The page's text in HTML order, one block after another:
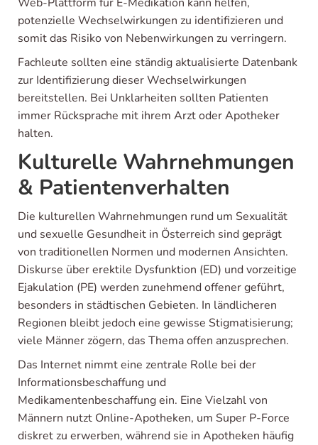
potenzielle Wechselwirkungen zu identifizieren und
somit das Risiko von Nebenwirkungen zu verringern.
Fachleute sollten eine ständig aktualisierte Datenbank
zur Identifizierung dieser Wechselwirkungen
bereitstellen. Bei Unklarheiten sollten Patienten
immer Rücksprache mit ihrem Arzt oder Apotheker
halten.
Kulturelle Wahrnehmungen
& Patientenverhalten
Die kulturellen Wahrnehmungen rund um Sexualität
und sexuelle Gesundheit in Österreich sind geprägt
von traditionellen Normen und modernen Ansichten.
Diskurse über erektile Dysfunktion (ED) und vorzeitige
Ejakulation (PE) werden zunehmend offener geführt,
besonders in städtischen Gebieten. In ländlicheren
Regionen bleibt jedoch eine gewisse Stigmatisierung;
viele Männer zögern, das Thema offen anzusprechen.
Das Internet nimmt eine zentrale Rolle bei der
Informationsbeschaffung und
Medikamentenbeschaffung ein. Eine Vielzahl von
Männern nutzt Online-Apotheken, um Super P-Force
diskret zu erwerben, während sie in Apotheken häufig